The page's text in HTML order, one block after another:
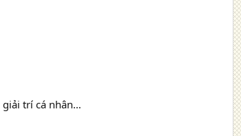
giải trí cá nhân…